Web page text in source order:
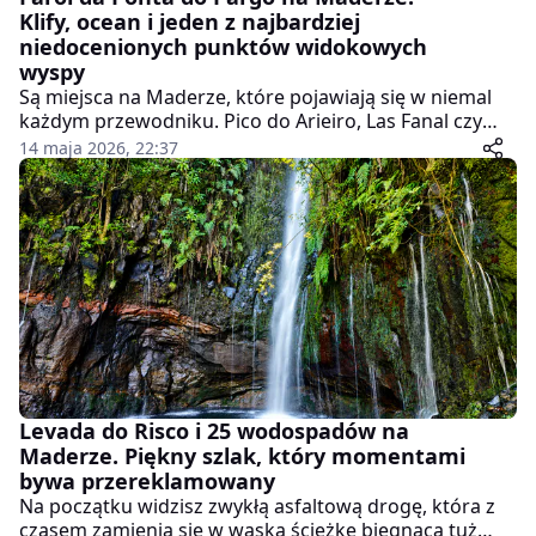
Klify, ocean i jeden z najbardziej
niedocenionych punktów widokowych
wyspy
Są miejsca na Maderze, które pojawiają się w niemal
każdym przewodniku. Pico do Arieiro, Las Fanal czy
półwysep św. Wawrzyńca regularnie przewijają się w
mediach społecznościowych i na listach "must see". A
potem nagle trafiasz do Ponta do Pargo - na zachodni
kraniec wyspy - i zaczynasz się zastanawiać, dlaczego
tak mało osób mówi o tym miejscu.
14 maja 2026, 22:37
Levada do Risco i 25 wodospadów na
Maderze. Piękny szlak, który momentami
bywa przereklamowany
Na początku widzisz zwykłą asfaltową drogę, która z
czasem zamienia się w wąską ścieżkę biegnącą tuż